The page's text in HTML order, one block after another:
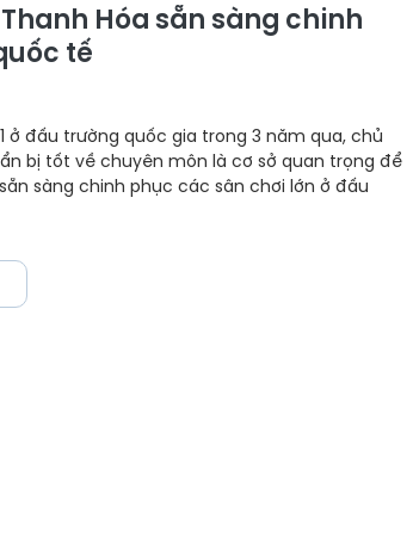
Hóa sẵn sàng chinh
tế
ở đấu trường quốc gia trong 3 năm qua, chủ
bị tốt về chuyên môn là cơ sở quan trọng để
sàng chinh phục các sân chơi lớn ở đấu